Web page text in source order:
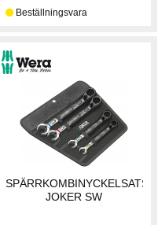
SPÄRRKOMBINYCKELSATS
JOKER SW